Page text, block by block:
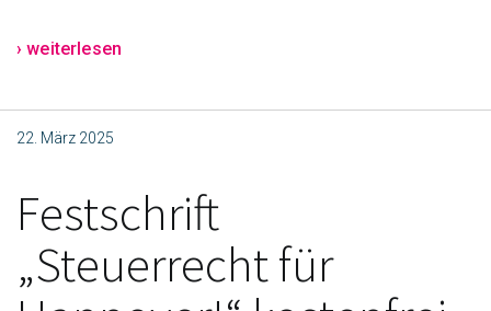
› weiterlesen
22. März 2025
Festschrift
„Steuerrecht für